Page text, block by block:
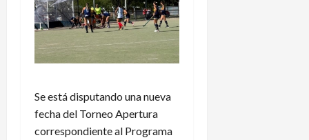
Se está disputando una nueva
fecha del Torneo Apertura
correspondiente al Programa